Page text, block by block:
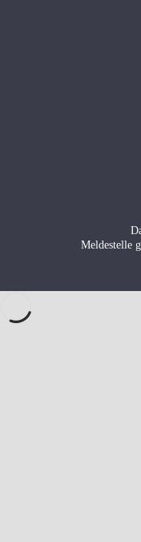
Meldestelle